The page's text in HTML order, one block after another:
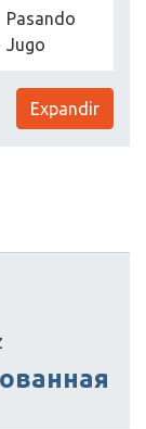
Pasando
Jugo
Expandir